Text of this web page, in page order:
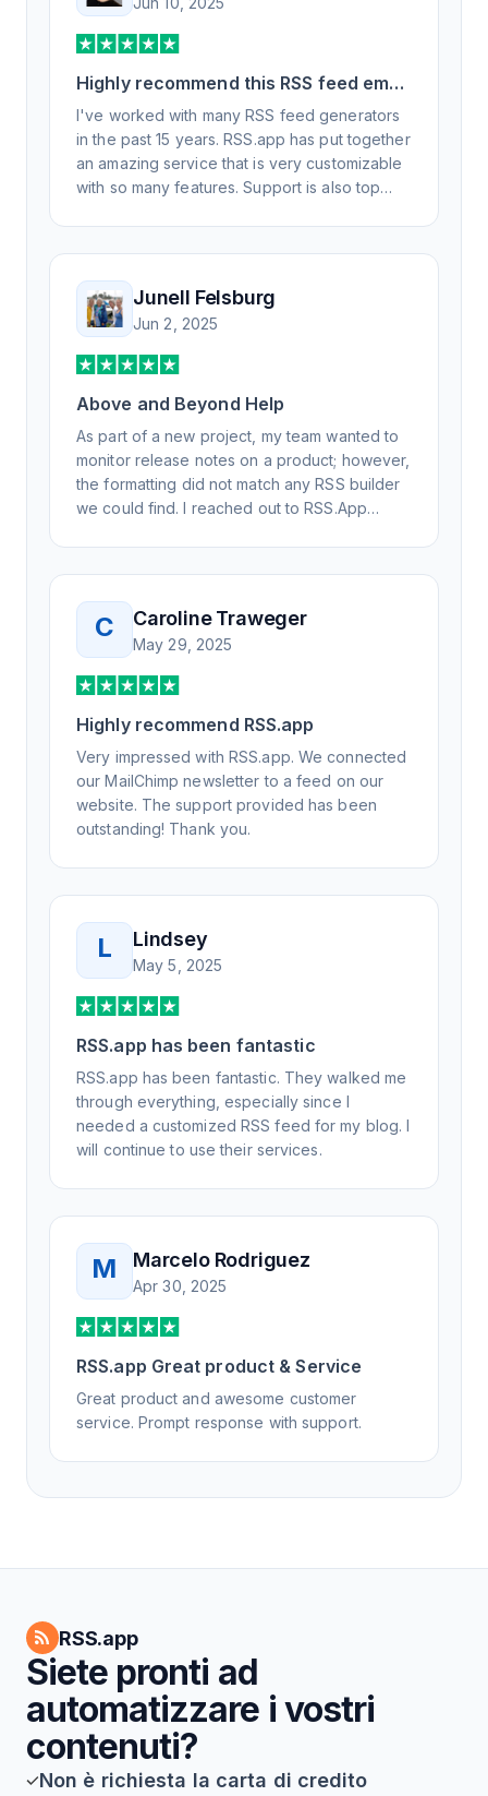
Highly recommend this RSS feed email
/ widget generator service.
I've worked with many RSS feed generators
in the past 15 years. RSS.app has put together
an amazing service that is very customizable
with so many features. Support is also top
professionally. Highly recommend for all your
RSS feed needs. Our trucking news hub
website couldn't work without it. Thank you.
Junell Felsburg
Jun 2, 2025
Above and Beyond Help
As part of a new project, my team wanted to
monitor release notes on a product; however,
the formatting did not match any RSS builder
we could find. I reached out to RSS.App
day, but I spoke to someone who was
knowledgeable, kind, and clearly wanted to
understand the issue. It has been a few
weeks, but after many revisions and direct
support, all of my release notes are in a way
that my users understand and find value in.
Honestly, it has been an exceptional
experience, and I will be pushing everyone I
know to RSS.app for their RSS needs.
C Caroline Traweger
May 29, 2025
Highly recommend RSS.app
Very impressed with RSS.app. We connected
our MailChimp newsletter to a feed on our
website. The support provided has been
outstanding! Thank you.
L Lindsey
May 5, 2025
RSS.app has been fantastic
RSS.app has been fantastic. They walked me
through everything, especially since I
needed a customized RSS feed for my blog. I
will continue to use their services.
M Marcelo Rodriguez
Apr 30, 2025
RSS.app Great product & Service
Great product and awesome customer
service. Prompt response with support.
RSS.app
Siete pronti ad
automatizzare i vostri
contenuti?
Non è richiesta la carta di credito